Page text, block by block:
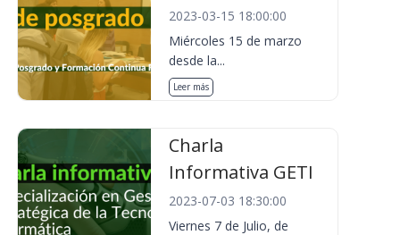
2023-03-15 18:00:00
Miércoles 15 de marzo
desde la...
Leer más
Charla
Informativa GETI
2023-07-03 18:30:00
Viernes 7 de Julio, de